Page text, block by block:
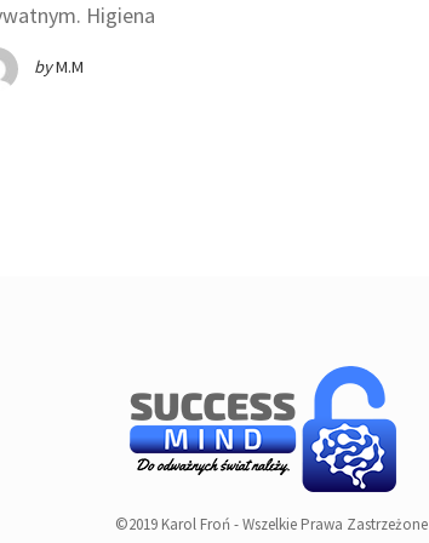
Higiena
byM.M
©2019 Karol Froń - Wszelkie Prawa Zastrzeżone